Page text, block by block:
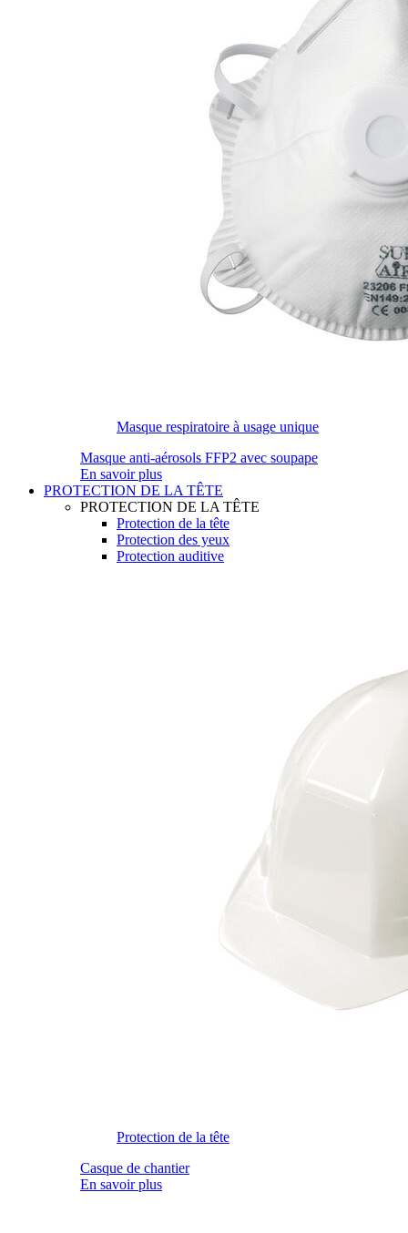
Masque respiratoire à usage unique
Masque anti-aérosols FFP2 avec soupape
En savoir plus
PROTECTION DE LA TÊTE
PROTECTION DE LA TÊTE
Protection de la tête
Protection des yeux
Protection auditive
Protection de la tête
Casque de chantier
En savoir plus